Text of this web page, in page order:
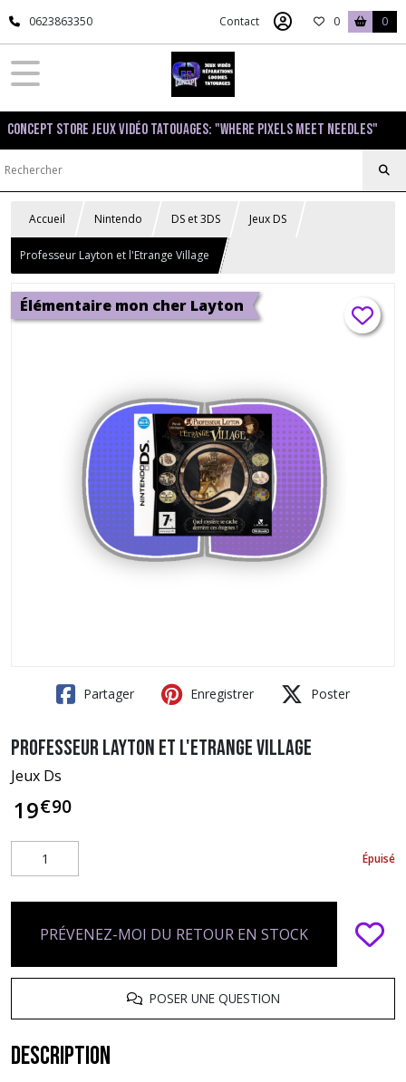
0623863350 Contact 0 0
Concept Store Jeux Vidéo Tatouages: "Where pixels meet needles"
Accueil Nintendo DS et 3DS Jeux DS
Professeur Layton et l'Etrange Village
Élémentaire mon cher Layton
Partager Enregistrer Poster
Professeur Layton et l'Etrange Village
Jeux Ds
19€90
Épuisé
PRÉVENEZ-MOI DU RETOUR EN STOCK
POSER UNE QUESTION
Description